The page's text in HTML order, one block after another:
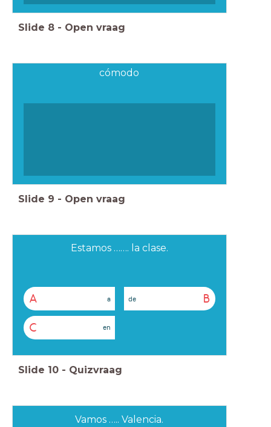
Slide 8 - Open vraag
cómodo
Slide 9 - Open vraag
Estamos ……. la clase.
A a B
de
C en
Slide 10 - Quizvraag
Vamos ….. Valencia.